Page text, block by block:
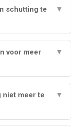
schutting te
▼
voor meer
▼
niet meer te
▼